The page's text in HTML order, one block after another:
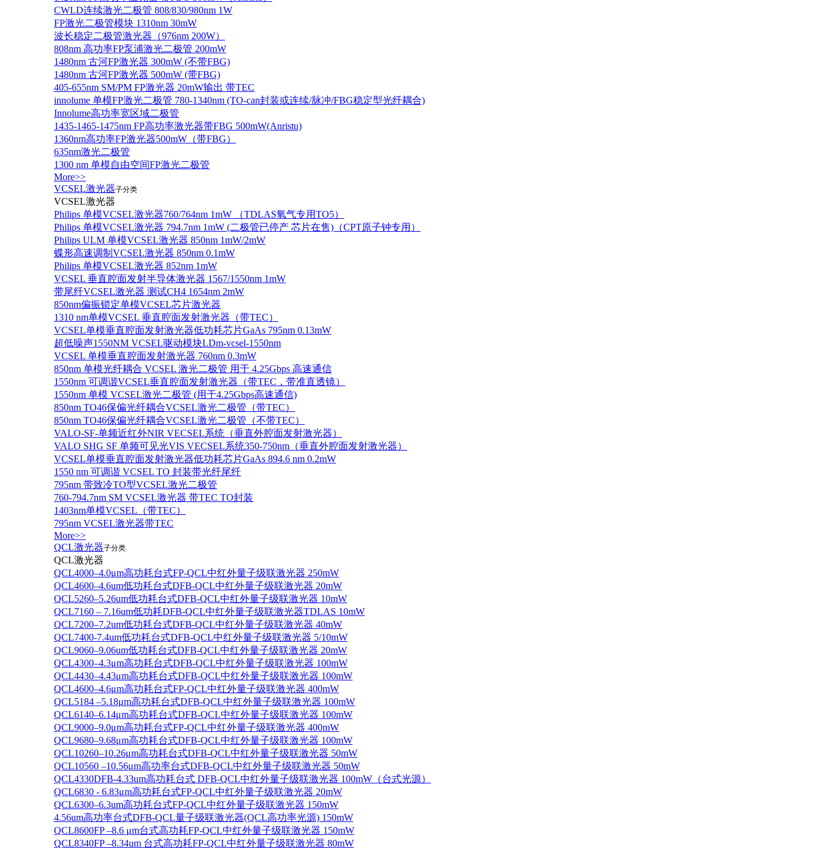
CWLD连续激光二极管 808/830/980nm 1W
FP激光二极管模块 1310nm 30mW
波长稳定二极管激光器（976nm 200W）
808nm 高功率FP泵浦激光二极管 200mW
1480nm 古河FP激光器 300mW (不带FBG)
1480nm 古河FP激光器 500mW (带FBG)
405-655nm SM/PM FP激光器 20mW输出 带TEC
innolume 单模FP激光二极管 780-1340nm (TO-can封装或连续/脉冲/FBG稳定型光纤耦合)
Innolume高功率宽区域二极管
1435-1465-1475nm FP高功率激光器带FBG 500mW(Anristu)
1360nm高功率FP激光器500mW（带FBG）
635nm激光二极管
1300 nm 单模自由空间FP激光二极管
More>>
VCSEL激光器子分类
VCSEL激光器
Philips 单模VCSEL激光器760/764nm 1mW （TDLAS氧气专用TO5）
Philips 单模VCSEL激光器 794.7nm 1mW (二极管已停产 芯片在售)（CPT原子钟专用）
Philips ULM 单模VCSEL激光器 850nm 1mW/2mW
蝶形高速调制VCSEL激光器 850nm 0.1mW
Philips 单模VCSEL激光器 852nm 1mW
VCSEL 垂直腔面发射半导体激光器 1567/1550nm 1mW
带尾纤VCSEL激光器 测试CH4 1654nm 2mW
850nm偏振锁定单模VCSEL芯片激光器
1310 nm单模VCSEL 垂直腔面发射激光器（带TEC）
VCSEL单模垂直腔面发射激光器低功耗芯片GaAs 795nm 0.13mW
超低噪声1550NM VCSEL驱动模块LDm-vcsel-1550nm
VCSEL 单模垂直腔面发射激光器 760nm 0.3mW
850nm 单模光纤耦合 VCSEL 激光二极管 用于 4.25Gbps 高速通信
1550nm 可调谐VCSEL垂直腔面发射激光器（带TEC，带准直透镜）
1550nm 单模 VCSEL激光二极管 (用于4.25Gbps高速通信)
850nm TO46保偏光纤耦合VCSEL激光二极管（带TEC）
850nm TO46保偏光纤耦合VCSEL激光二极管（不带TEC）
VALO-SF-单频近红外NIR VECSEL系统（垂直外腔面发射激光器）
VALO SHG SF 单频可见光VIS VECSEL系统350-750nm（垂直外腔面发射激光器）
VCSEL单模垂直腔面发射激光器低功耗芯片GaAs 894.6 nm 0.2mW
1550 nm 可调谐 VCSEL TO 封装带光纤尾纤
795nm 带致冷TO型VCSEL激光二极管
760-794.7nm SM VCSEL激光器 带TEC TO封装
1403nm单模VCSEL（带TEC）
795nm VCSEL激光器带TEC
More>>
QCL激光器子分类
QCL激光器
QCL4000–4.0μm高功耗台式FP-QCL中红外量子级联激光器 250mW
QCL4600–4.6um低功耗台式DFB-QCL中红外量子级联激光器 20mW
QCL5260–5.26um低功耗台式DFB-QCL中红外量子级联激光器 10mW
QCL7160 – 7.16um低功耗DFB-QCL中红外量子级联激光器TDLAS 10mW
QCL7200–7.2um低功耗台式DFB-QCL中红外量子级联激光器 40mW
QCL7400-7.4um低功耗台式DFB-QCL中红外量子级联激光器 5/10mW
QCL9060–9.06um低功耗台式DFB-QCL中红外量子级联激光器 20mW
QCL4300–4.3μm高功耗台式DFB-QCL中红外量子级联激光器 100mW
QCL4430–4.43μm高功耗台式DFB-QCL中红外量子级联激光器 100mW
QCL4600–4.6μm高功耗台式FP-QCL中红外量子级联激光器 400mW
QCL5184 –5.18μm高功耗台式DFB-QCL中红外量子级联激光器 100mW
QCL6140–6.14μm高功耗台式DFB-QCL中红外量子级联激光器 100mW
QCL9000–9.0μm高功耗台式FP-QCL中红外量子级联激光器 400mW
QCL9680–9.68μm高功耗台式DFB-QCL中红外量子级联激光器 100mW
QCL10260–10.26μm高功耗台式DFB-QCL中红外量子级联激光器 50mW
QCL10560 –10.56μm高功率台式DFB-QCL中红外量子级联激光器 50mW
QCL4330DFB-4.33um高功耗台式 DFB-QCL中红外量子级联激光器 100mW（台式光源）
QCL6830 - 6.83μm高功耗台式FP-QCL中红外量子级联激光器 20mW
QCL6300–6.3um高功耗台式FP-QCL中红外量子级联激光器 150mW
4.56um高功率台式DFB-QCL量子级联激光器(QCL高功率光源) 150mW
QCL8600FP –8.6 μm台式高功耗FP-QCL中红外量子级联激光器 150mW
QCL8340FP –8.34um 台式高功耗FP-QCL中红外量子级联激光器 80mW